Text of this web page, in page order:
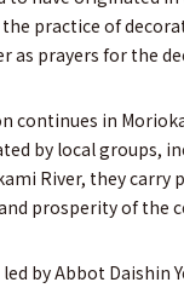
the practice of
prayers for the
continues in
by local groups,
River, they
prosperity of the
by Abbot